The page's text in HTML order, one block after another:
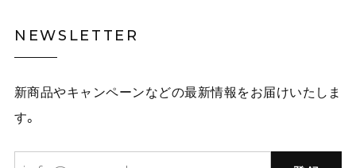
NEWSLETTER
新商品やキャンペーンなどの最新情報をお届けいたしま
す。